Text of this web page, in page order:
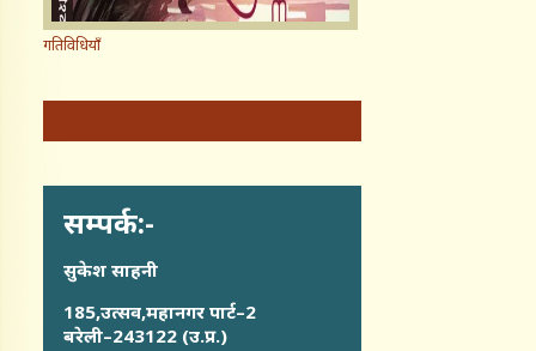
गतिविधियाँ
सम्पर्क:-
सुकेश साहनी
185,उत्सव,महानगर पार्ट–2
बरेली–243122 (उ.प्र.)